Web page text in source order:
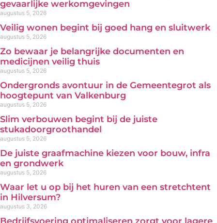
gevaarlijke werkomgevingen
augustus 5, 2026
Veilig wonen begint bij goed hang en sluitwerk
augustus 5, 2026
Zo bewaar je belangrijke documenten en
medicijnen veilig thuis
augustus 5, 2026
Ondergronds avontuur in de Gemeentegrot als
hoogtepunt van Valkenburg
augustus 5, 2026
Slim verbouwen begint bij de juiste
stukadoorgroothandel
augustus 5, 2026
De juiste graafmachine kiezen voor bouw, infra
en grondwerk
augustus 5, 2026
Waar let u op bij het huren van een stretchtent
in Hilversum?
augustus 3, 2026